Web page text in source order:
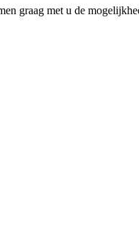
graag met u de